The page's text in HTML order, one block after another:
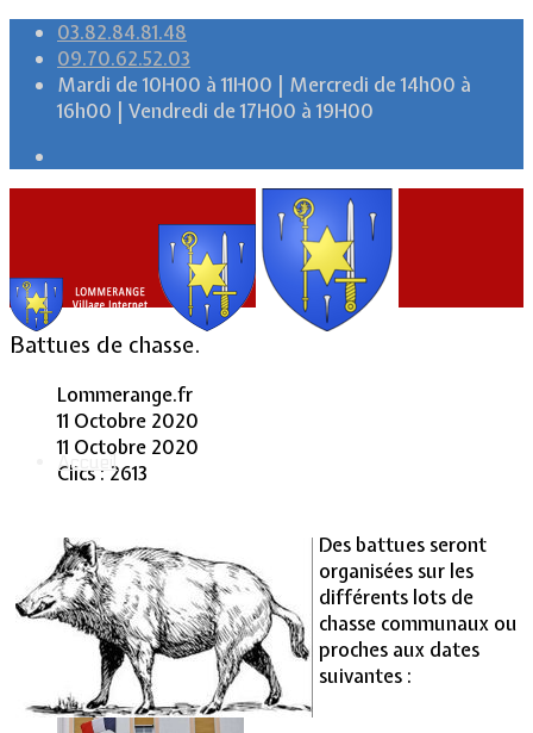
03.82.84.81.48
09.70.62.52.03
Mardi de 10H00 à 11H00 | Mercredi de 14h00 à
16h00 | Vendredi de 17H00 à 19H00
Accueil
Vie Municipale
Battues de chasse.
Lommerange.fr
11 Octobre 2020
11 Octobre 2020
Clics : 2613
Des battues seront
organisées sur les
différents lots de
chasse communaux ou
proches aux dates
suivantes :